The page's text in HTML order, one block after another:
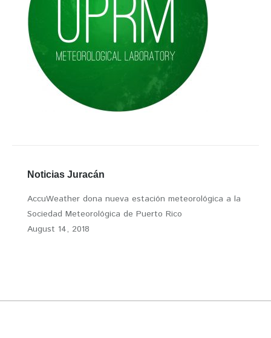
Noticias Juracán
AccuWeather dona nueva estación meteorológica a la
Sociedad Meteorológica de Puerto Rico
August 14, 2018